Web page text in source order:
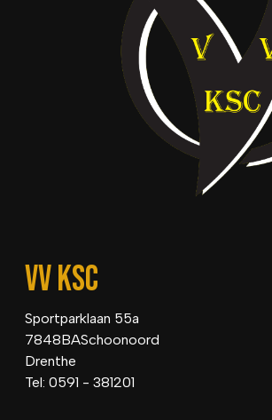
VV KSC
Sportparklaan 55a
7848BASchoonoord
Drenthe
Tel: 0591 - 381201